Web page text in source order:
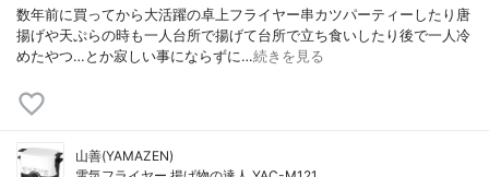
数年前に買ってから大活躍の卓上フライヤー串カツパーティーしたり唐
揚げや天ぷらの時も一人台所で揚げて台所で立ち食いしたり後で一人冷
めたやつ…とか寂しい事にならずに…続きを見る
山善(YAMAZEN)